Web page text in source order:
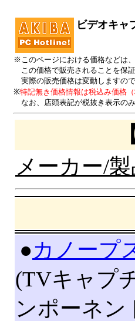
ビデオキャ
※このページにおける価格などは
この価格で販売されることを保
実際の販売価格は変動しますの
※特記無き価格情報は税込み価格（
なお、店頭表記が税抜き表示の
メーカー/製
●カノープ
(TVキャプ
ンポーネン